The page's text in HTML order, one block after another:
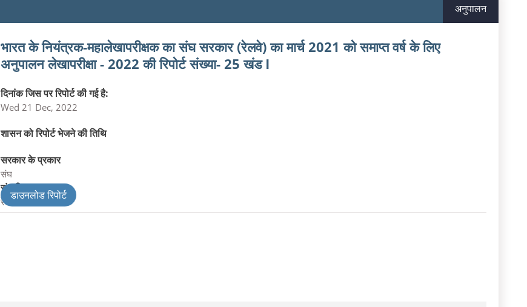
अनुपालन
भारत के नियंत्रक-महालेखापरीक्षक का संघ सरकार (रेलवे) का मार्च 2021 को समाप्‍त वर्ष के लिए
अनुपालन लेखापरीक्षा - 2022 की रिपोर्ट संख्या- 25 खंड I
दिनांक जिस पर रिपोर्ट की गई है:
Wed 21 Dec, 2022
शासन को रिपोर्ट भेजने की तिथि
सरकार के प्रकार
संघ
संघ विभाग
रेलवेडाउनलोड रिपोर्ट